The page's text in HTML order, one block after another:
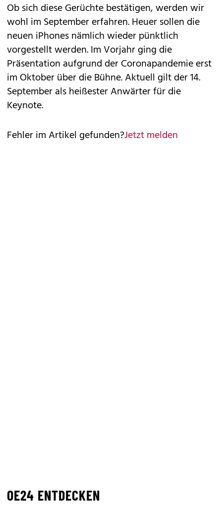
Ob sich diese Gerüchte bestätigen, werden wir
wohl im September erfahren. Heuer sollen die
neuen iPhones nämlich wieder pünktlich
vorgestellt werden. Im Vorjahr ging die
Präsentation aufgrund der Coronapandemie erst
im Oktober über die Bühne. Aktuell gilt der 14.
September als heißester Anwärter für die
Keynote.
Fehler im Artikel gefunden?Jetzt melden
OE24 ENTDECKEN